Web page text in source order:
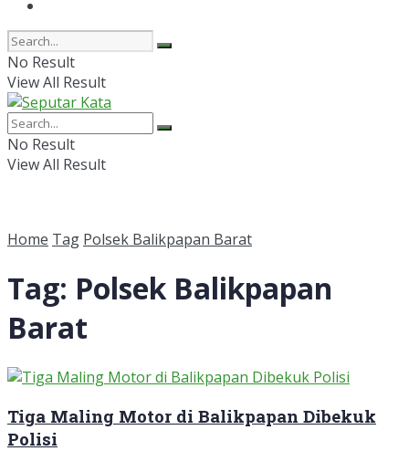
No Result
View All Result
No Result
View All Result
Home Tag Polsek Balikpapan Barat
Tag: Polsek Balikpapan
Barat
Tiga Maling Motor di Balikpapan Dibekuk
Polisi